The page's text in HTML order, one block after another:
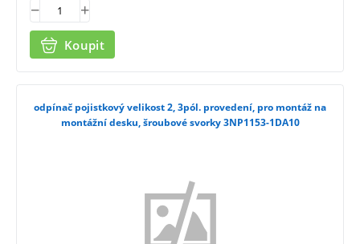
Koupit
odpínač pojistkový velikost 2, 3pól. provedení, pro montáž na
montážní desku, šroubové svorky 3NP1153-1DA10